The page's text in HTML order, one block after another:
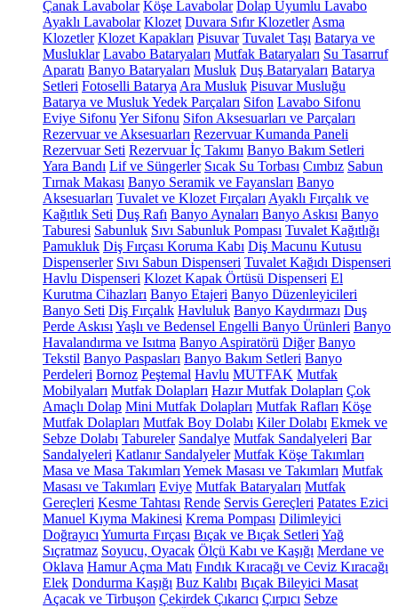
Çanak Lavabolar Köşe Lavabolar Dolap Uyumlu Lavabo
Ayaklı Lavabolar Klozet Duvara Sıfır Klozetler Asma
Klozetler Klozet Kapakları Pisuvar Tuvalet Taşı Batarya ve
Musluklar Lavabo Bataryaları Mutfak Bataryaları Su Tasarruf
Aparatı Banyo Bataryaları Musluk Duş Bataryaları Batarya
Setleri Fotoselli Batarya Ara Musluk Pisuvar Musluğu
Batarya ve Musluk Yedek Parçaları Sifon Lavabo Sifonu
Eviye Sifonu Yer Sifonu Sifon Aksesuarları ve Parçaları
Rezervuar ve Aksesuarları Rezervuar Kumanda Paneli
Rezervuar Seti Rezervuar İç Takımı Banyo Bakım Setleri
Yara Bandı Lif ve Süngerler Sıcak Su Torbası Cımbız Sabun
Tırnak Makası Banyo Seramik ve Fayansları Banyo
Aksesuarları Tuvalet ve Klozet Fırçaları Ayaklı Fırçalık ve
Kağıtlık Seti Duş Rafı Banyo Aynaları Banyo Askısı Banyo
Taburesi Sabunluk Sıvı Sabunluk Pompası Tuvalet Kağıtlığı
Pamukluk Diş Fırçası Koruma Kabı Diş Macunu Kutusu
Dispenserler Sıvı Sabun Dispenseri Tuvalet Kağıdı Dispenseri
Havlu Dispenseri Klozet Kapak Örtüsü Dispenseri El
Kurutma Cihazları Banyo Etajeri Banyo Düzenleyicileri
Banyo Seti Diş Fırçalık Havluluk Banyo Kaydırmazı Duş
Perde Askısı Yaşlı ve Bedensel Engelli Banyo Ürünleri Banyo
Havalandırma ve Isıtma Banyo Aspiratörü Diğer Banyo
Tekstil Banyo Paspasları Banyo Bakım Setleri Banyo
Perdeleri Bornoz Peştemal Havlu MUTFAK Mutfak
Mobilyaları Mutfak Dolapları Hazır Mutfak Dolapları Çok
Amaçlı Dolap Mini Mutfak Dolapları Mutfak Rafları Köşe
Mutfak Dolapları Mutfak Boy Dolabı Kiler Dolabı Ekmek ve
Sebze Dolabı Tabureler Sandalye Mutfak Sandalyeleri Bar
Sandalyeleri Katlanır Sandalyeler Mutfak Köşe Takımları
Masa ve Masa Takımları Yemek Masası ve Takımları Mutfak
Masası ve Takımları Eviye Mutfak Bataryaları Mutfak
Gereçleri Kesme Tahtası Rende Servis Gereçleri Patates Ezici
Manuel Kıyma Makinesi Krema Pompası Dilimleyici
Doğrayıcı Yumurta Fırçası Bıçak ve Bıçak Setleri Yağ
Sıçratmaz Soyucu, Oyacak Ölçü Kabı ve Kaşığı Merdane ve
Oklava Hamur Açma Matı Fındık Kıracağı ve Ceviz Kıracağı
Elek Dondurma Kaşığı Buz Kalıbı Bıçak Bileyici Masat
Açacak ve Tirbuşon Çekirdek Çıkarıcı Çırpıcı Sebze